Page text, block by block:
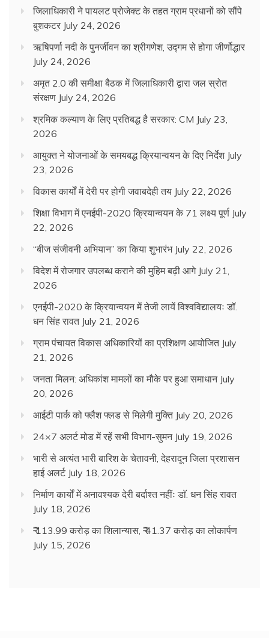
जिलाधिकारी ने पायलट प्रोजेक्ट के तहत ग्राम प्रधानों को सौंपे
बुशकटर July 24, 2026
ऋषिपर्णा नदी के पुनर्जीवन का श्रीगणेश, उद्गम से होगा जीर्णोद्धार
July 24, 2026
अमृत 2.0 की समीक्षा बैठक में जिलाधिकारी द्वारा जल स्रोत
संरक्षण July 24, 2026
श्रमिक कल्याण के लिए प्रतिबद्ध है सरकार: CM July 23,
2026
आयुक्त ने योजनाओं के समयबद्ध क्रियान्वयन के दिए निर्देश July
23, 2026
विकास कार्यों में देरी पर होगी जवाबदेही तय July 22, 2026
शिक्षा विभाग में एनईपी-2020 क्रियान्वयन के 71 लक्ष्य पूर्ण July
22, 2026
“बीज संजीवनी अभियान” का किया शुभारंभ July 22, 2026
विदेश में रोजगार उपलब्ध कराने की मुहिम बढ़ी आगे July 21,
2026
एनईपी-2020 के क्रियान्वयन में तेजी लायें विश्वविद्यालयः डॉ.
धन सिंह रावत July 21, 2026
ग्राम पंचायत विकास अधिकारियों का प्रशिक्षण आयोजित July
21, 2026
जनता मिलन: अधिकांश मामलों का मौके पर हुआ समाधान July
20, 2026
आईटी पार्क को फ्लैश फ्लड से मिलेगी मुक्ति July 20, 2026
24×7 अलर्ट मोड में रहें सभी विभाग-सुमन July 19, 2026
भारी से अत्यंत भारी बारिश के चेतावनी, देहरादून जिला प्रशासन
हाई अलर्ट July 18, 2026
निर्माण कार्यों में अनावश्यक देरी बर्दाश्त नहींः डाॅ. धन सिंह रावत
July 18, 2026
₹ 113.99 करोड़ का शिलान्यास, ₹ 41.37 करोड़ का लोकार्पण
July 15, 2026